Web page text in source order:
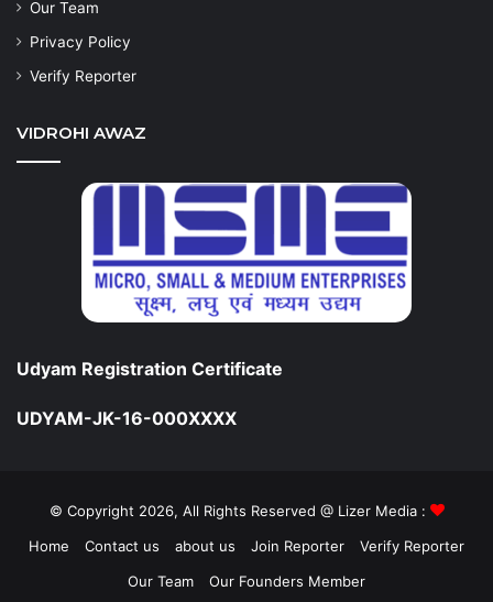
Our Team
Privacy Policy
Verify Reporter
VIDROHI AWAZ
Udyam Registration Certificate
UDYAM-JK-16-000XXXX
© Copyright 2026, All Rights Reserved @ Lizer Media :
Home
Contact us about us Join Reporter
Verify Reporter
Our Team
Our Founders Member